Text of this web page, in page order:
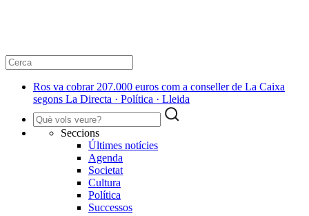
Ros va cobrar 207.000 euros com a conseller de La Caixa
segons La Directa · Política · Lleida
Seccions
Últimes notícies
Agenda
Societat
Cultura
Política
Successos